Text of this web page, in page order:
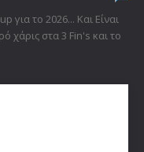
για το 2026... Και Είναι
χάρις στα 3 Fin's και το